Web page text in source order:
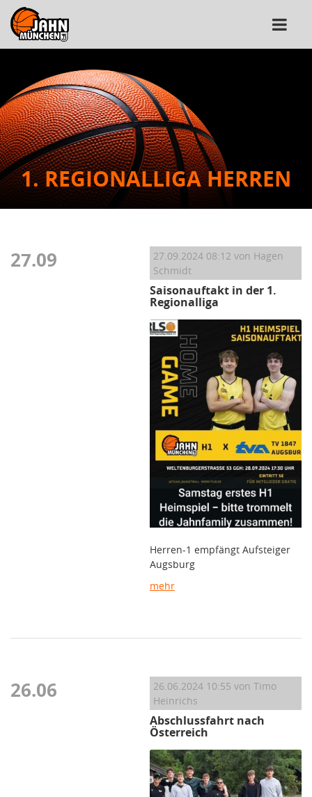
1. REGIONALLIGA HERREN
27.09 27.09.2024 08:12 von Hagen
Schmidt
Saisonauftakt in der 1.
Regionalliga
Herren-1 empfängt Aufsteiger
Augsburg
mehr
26.06 26.06.2024 10:55 von Timo
Heinrichs
Abschlussfahrt nach
Österreich